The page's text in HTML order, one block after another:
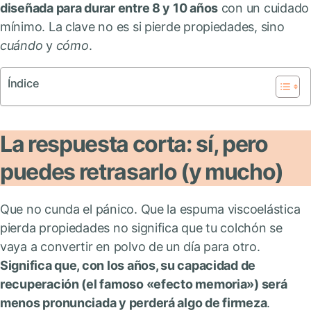
diseñada para durar entre 8 y 10 años con un cuidado
mínimo. La clave no es si pierde propiedades, sino
cuándo y cómo.
Índice
La respuesta corta: sí, pero
puedes retrasarlo (y mucho)
Que no cunda el pánico. Que la espuma viscoelástica
pierda propiedades no significa que tu colchón se
vaya a convertir en polvo de un día para otro.
Significa que, con los años, su capacidad de
recuperación (el famoso «efecto memoria») será
menos pronunciada y perderá algo de firmeza.